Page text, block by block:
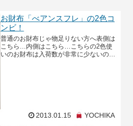
お財布「べアンスフレ」の2色コ
ンビ！
普通のお財布じゃ物足りない方へ表側は
こちら…内側はこちら…こちらの2色使
いのお財布は入荷数が非常に少ないので
2013.01.15 YOCHIKA